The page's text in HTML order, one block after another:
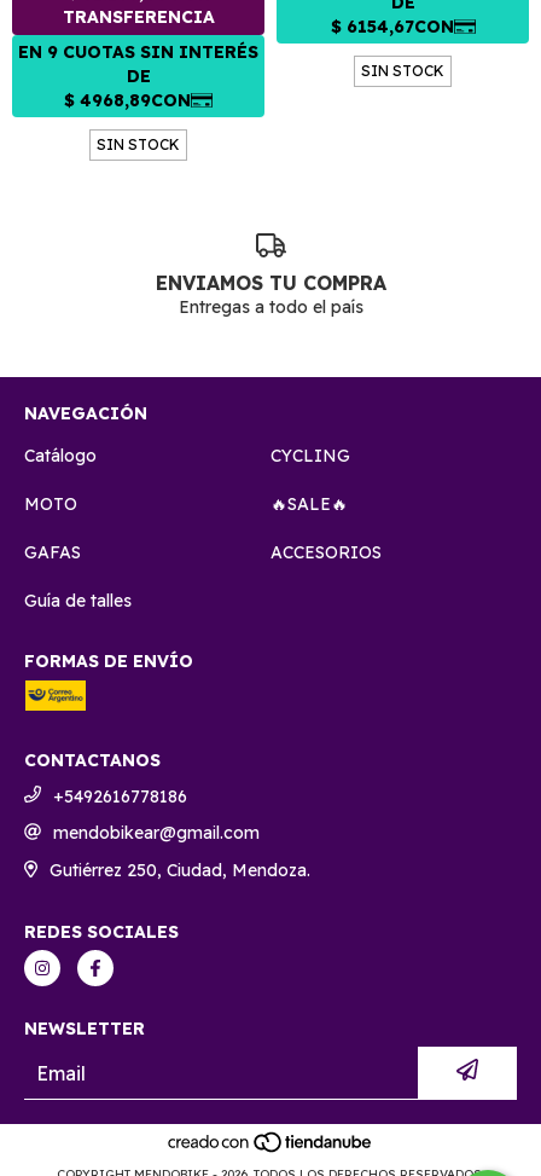
SIN STOCK
SIN STOCK
ENVIAMOS TU COMPRA
Entregas a todo el país
NAVEGACIÓN
Catálogo
CYCLING
MOTO 🔥SALE🔥
GAFAS ACCESORIOS
Guía de talles
FORMAS DE ENVÍO
CONTACTANOS
+5492616778186
mendobikear@gmail.com
Gutiérrez 250, Ciudad, Mendoza.
REDES SOCIALES
NEWSLETTER